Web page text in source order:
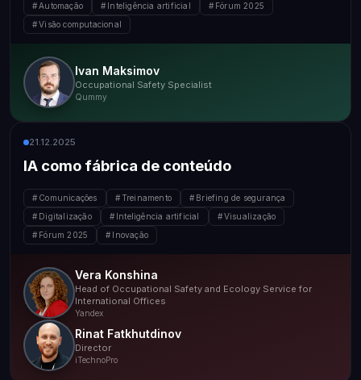
Automação
Inteligência artificial
Fórum 2025
Visão computacional
Ivan Maksimov
Occupational Safety Specialist
Qummy
21.12.2025
IA como fábrica de conteúdo
Comunicações Treinamento
Briefing de segurança
Digitalização
Inteligência artificial
Visualização
Fórum 2025
Inovação
Vera Konshina
Head of Occupational Safety and Ecology Service for
International Offices
Yandex
Rinat Fatkhutdinov
Director
iTechnoPro